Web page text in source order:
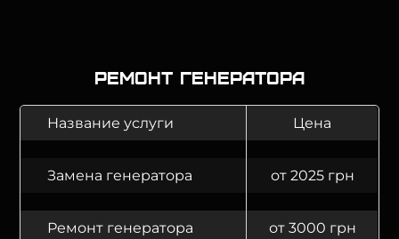
Ремонт генератора
Название услуги Цена
Замена генератора от 2025 грн
Ремонт генератора от 3000 грн